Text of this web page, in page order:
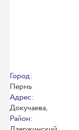
Город:
Пермь
Адрес:
Докучаева,
Район: